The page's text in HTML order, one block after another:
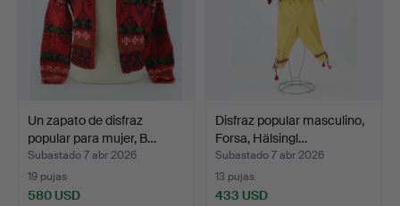
Un zapato de disfraz
popular para mujer, B…
Subastado 7 abr 2026
19 pujas
580 USD
Disfraz popular masculino,
Forsa, Hälsingl…
Subastado 7 abr 2026
13 pujas
433 USD